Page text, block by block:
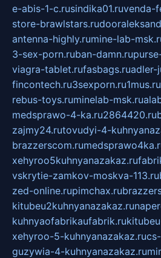
e-abis-1-c.rusindika01.ruvenda-
store-brawlstars.ru
antenna-highly.rumine-lab-
3-sex-porn.ruban-damn.ru
viagra-tablet.rufasbags.ruadler-
fincontech.ru3sexporn.ru1mus.ru
rebus-toys.ruminelab-msk.ru
medsprawo-4-ka.ru2864420.ru
zajmy24.rutovudyi-4-
brazzerscom.ru
xehyroo5kuhnyanazakaz.ru
vskrytie-zamkov-moskva-113.ru
zed-online.rupimchax.ru
kitubeu2kuhnyanazakaz.ru
kuhnyaofabrikaufabrik.ru
xehyroo-5-kuhnyanazakaz.ru
guzywia-4-kuhnyanazakaz.ru